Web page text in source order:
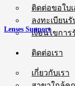
ติดต่อขอใบ
ลงทะเบียน
เงื่อนไขกา
ติดต่อเรา
เกี่ยวกับเรา
Lenses Support